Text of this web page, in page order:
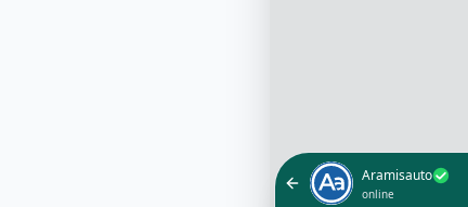
Aramisauto
online